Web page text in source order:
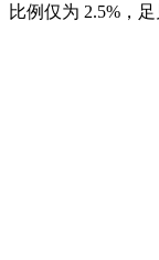
比例仅为 2.5%，